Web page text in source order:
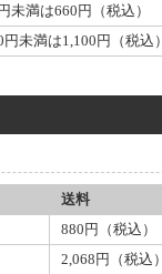
未満は660円（税込）
未満は1,100円（税込）
送料
880円（税込）
2,068円（税込）